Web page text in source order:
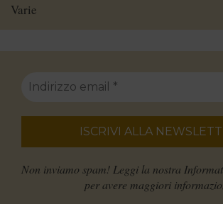
Varie
Non inviamo spam! Leggi la nostra
per avere maggiori